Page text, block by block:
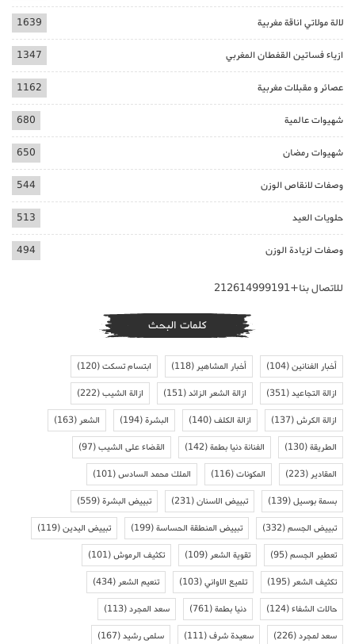
لالة مولاتي اناقة مغربية 1639
ازياء فساتين القفطان المغربي 1347
عصائر و مقبلات مغربية 1162
شهيوات عالمية 680
شهيوات رمضان 650
وصفات لانقاص الوزن 544
حلويات العيد 513
وصفات لزيادة الوزن 494
للاتصال بنا+212614999191
كلمات البحث
أخبار الفنانين(104) أخبار المشاهير(118) ابتسام تسكت(120)
ازالة التجاعيد(351) ازالة الشعر الزائد(151) ازالة الشيب(222)
ازالة الكرش(137) ازالة الكلف(140) البشرة(194) الشعر(163)
الطريقة(130) الفنانة دنيا بطمة(142) القضاء على الشيب(97)
المقادير(223) المكونات(116) الملك محمد السادس(101)
بسمة بوسيل(139) تبييض الاسنان(231) تبييض البشرة(559)
تبييض الجسم(332) تبييض المنطقة الحساسة(199) تبييض اليدين(119)
تعطير الجسم(95) تقوية الشعر(109) تكثيف الرموش(101)
تكثيف الشعر(195) تلميع الاواني(103) تنعيم الشعر(434)
حالات الشفاء(124) دنيا بطمة(761) سعد المجرد(113)
سعد لمجرد(226) سعيدة شرف(111) سلمى رشيد(167)